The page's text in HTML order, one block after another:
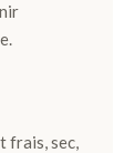
frais, sec,